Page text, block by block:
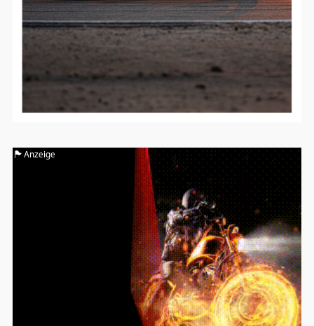
Anzeige